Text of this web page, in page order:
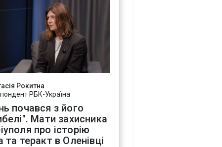
Рокитна
РБК-Україна
почався з його
Мати захисника
про історію
та теракт в Оленівці